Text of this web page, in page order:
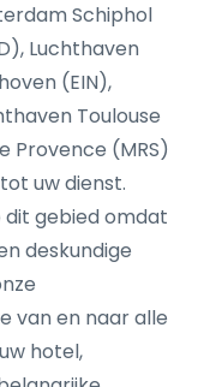
Schiphol
Luchthaven
(EIN),
Toulouse
Provence (MRS)
uw dienst.
gebied omdat
deskundige
van en naar alle
hotel,